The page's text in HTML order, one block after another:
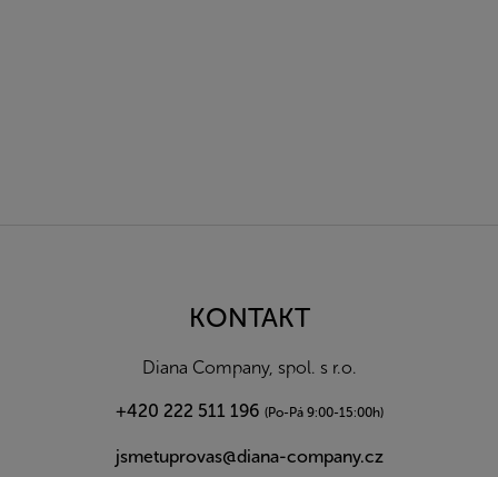
KONTAKT
Diana Company, spol. s r.o.
+420 222 511 196 (Po-Pá 9:00-15:00h)
jsmetuprovas@diana-company.cz